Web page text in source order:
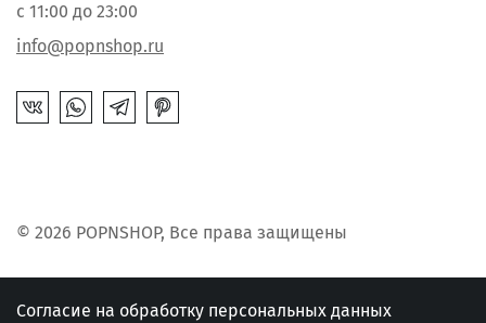
© 2026 POPNSHOP, Все права защищены
с 11:00 до 23:00
info@popnshop.ru
Согласие на обработку персональных данных